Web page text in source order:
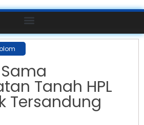
Tanah HPL
Tersandung